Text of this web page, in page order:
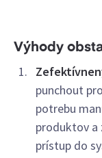
Výhody
punchout
potrebu
produktov a
prístup do